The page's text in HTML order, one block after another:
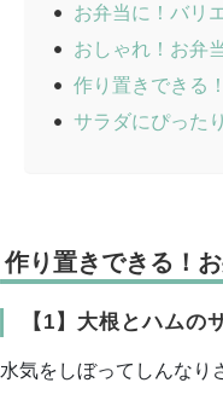
お弁当に！バリ
おしゃれ！お弁
作り置きできる
サラダにぴった
作り置きできる！
【1】大根とハムの
水気をしぼってしんなり